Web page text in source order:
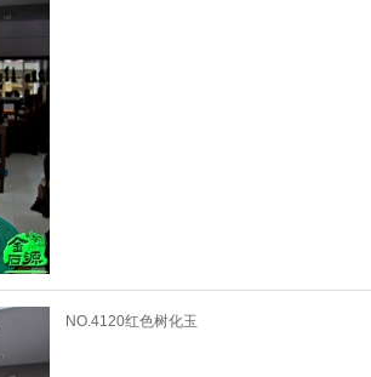
NO.4120红色树化玉